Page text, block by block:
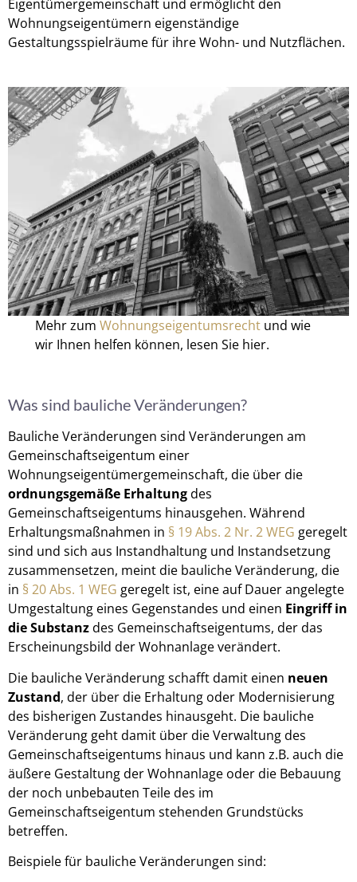
Eigentümergemeinschaft und ermöglicht den
Wohnungseigentümern eigenständige
Gestaltungsspielräume für ihre Wohn- und Nutzflächen.
Mehr zumWohnungseigentumsrecht und wie
wir Ihnen helfen können, lesen Sie hier.
Was sind bauliche Veränderungen?
Bauliche Veränderungen sind Veränderungen am
Gemeinschaftseigentum einer
Wohnungseigentümergemeinschaft, die über die
ordnungsgemäße Erhaltungdes
Gemeinschaftseigentums hinausgehen. Während
Erhaltungsmaßnahmen in § 19 Abs. 2 Nr. 2 WEG geregelt
sind und sich aus Instandhaltung und Instandsetzung
zusammensetzen, meint die bauliche Veränderung, die
in § 20 Abs. 1 WEG geregelt ist, eine auf Dauer angelegte
Umgestaltung eines Gegenstandes und einen Eingriff in
die Substanzdes Gemeinschaftseigentums, der das
Erscheinungsbild der Wohnanlage verändert.
Die bauliche Veränderung schafft damit einen neuen
Zustand, der über die Erhaltung oder Modernisierung
des bisherigen Zustandes hinausgeht. Die bauliche
Veränderung geht damit über die Verwaltung des
Gemeinschaftseigentums hinaus und kann z.B. auch die
äußere Gestaltung der Wohnanlage oder die Bebauung
der noch unbebauten Teile des im
Gemeinschaftseigentum stehenden Grundstücks
betreffen.
Beispiele für bauliche Veränderungen sind: